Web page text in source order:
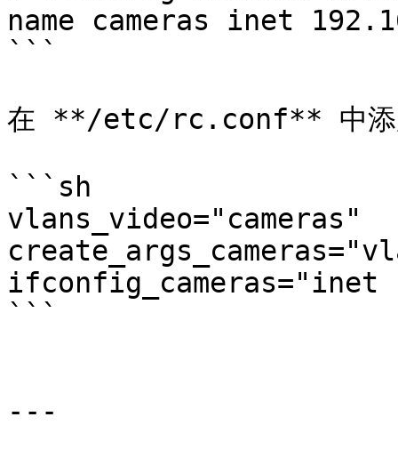
name cameras inet
```
在 **/etc/rc.conf** 中添加
```sh
vlans_video="cameras"
ifconfig_cameras="inet
```
---